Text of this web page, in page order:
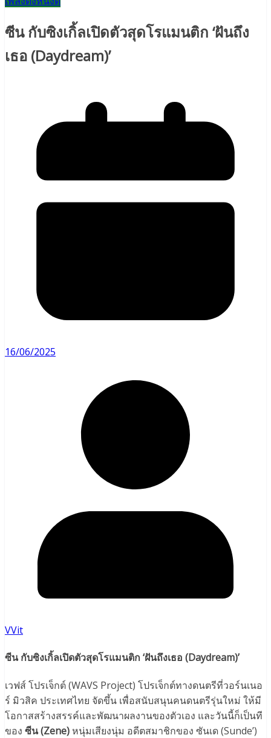
ซีน กับซิงเกิ้ลเปิดตัวสุดโรแมนติก ‘ฝันถึง
เธอ (Daydream)’
16/06/2025
VVit
ซีน กับซิงเกิ้ลเปิดตัวสุดโรแมนติก ‘ฝันถึงเธอ (Daydream)’
เวฟส์ โปรเจ็กต์ (WAVS Project) โปรเจ็กต์ทางดนตรีที่วอร์นเนอ
ร์ มิวสิค ประเทศไทย จัดขึ้น เพื่อสนับสนุนคนดนตรีรุ่นใหม่ ให้มี
โอกาสสร้างสรรค์และพัฒนาผลงานของตัวเอง และวันนี้ก็เป็นที
ของ ซีน (Zene)หนุ่มเสียงนุ่ม อดีตสมาชิกของ ซันเด (Sunde’)